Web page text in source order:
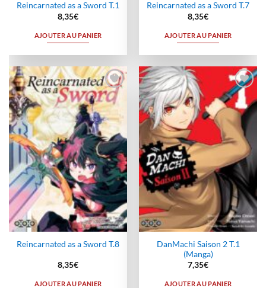
Reincarnated as a Sword T.1
8,35€
AJOUTER AU PANIER
Reincarnated as a Sword T.7
8,35€
AJOUTER AU PANIER
Ajouter
à la
wishlist
Reincarnated as a Sword T.8
8,35€
AJOUTER AU PANIER
Ajouter
à la
wishlist
DanMachi Saison 2 T.1
(Manga)
7,35€
AJOUTER AU PANIER